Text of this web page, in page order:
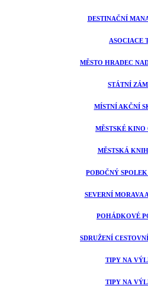
DESTINAČNÍ
ASOCIACE
MĚSTO HRADEC
STÁTNÍ
MÍSTNÍ AKČNÍ
MĚSTSKÉ KINO
MĚSTSKÁ
POBOČNÝ
SEVERNÍ MORAVA
POHÁDKOVÉ
SDRUŽENÍ
TIPY NA
TIPY NA